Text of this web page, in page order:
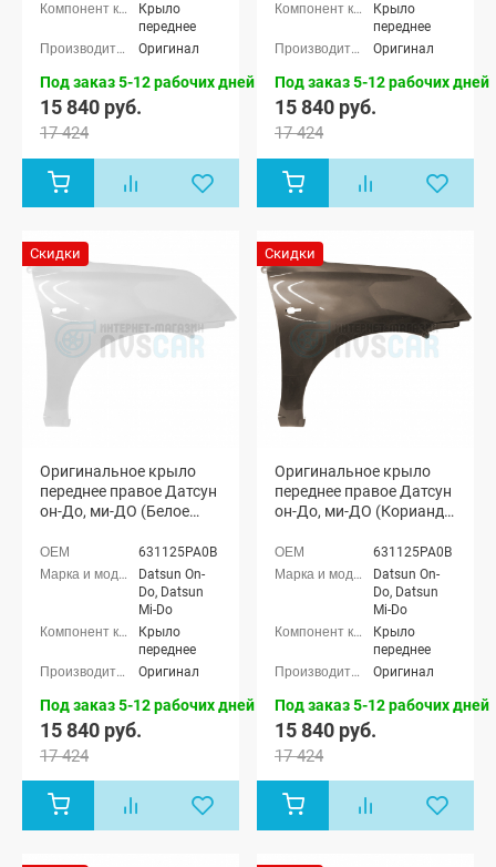
Крыло
переднее
Оригинал
Под заказ 5-12 рабочих дней
15 840 руб.
17 424
Крыло
переднее
Оригинал
Под заказ 5-12 рабочих дней
15 840 руб.
17 424
Скидки
Оригинальное крыло
переднее правое Датсун
он-До, ми-ДО (Белое
631125PA0B
Datsun On-
Do, Datsun
Mi-Do
Крыло
переднее
Оригинал
Под заказ 5-12 рабочих дней
15 840 руб.
17 424
Скидки
Оригинальное крыло
переднее правое Датсун
он-До, ми-ДО (Кориандр
631125PA0B
Datsun On-
Do, Datsun
Mi-Do
Крыло
переднее
Оригинал
Под заказ 5-12 рабочих дней
15 840 руб.
17 424